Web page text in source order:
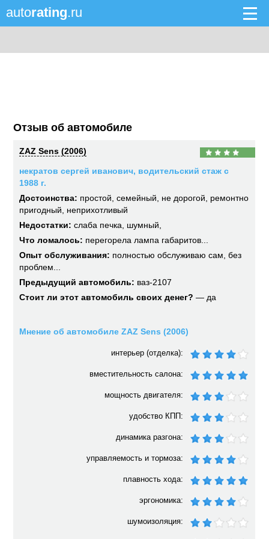
autorating.ru
Отзыв об автомобиле
ZAZ Sens (2006)
некратов сергей иванович, водительский стаж с
1988 г.
Достоинства: простой, семейный, не дорогой, ремонтно
пригодный, неприхотливый
Недостатки: слаба печка, шумный,
Что ломалось: перегорела лампа габаритов...
Опыт обслуживания: полностью обслуживаю сам, без
проблем...
Предыдущий автомобиль: ваз-2107
Стоит ли этот автомобиль своих денег? — да
Мнение об автомобиле ZAZ Sens (2006)
интерьер (отделка):
вместительность салона:
мощность двигателя:
удобство КПП:
динамика разгона:
управляемость и тормоза:
плавность хода:
эргономика:
шумоизоляция: